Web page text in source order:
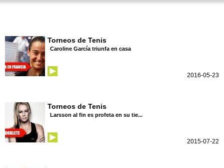
Torneos de Tenis
Caroline García triunfa en casa
2016-05-23
Torneos de Tenis
Larsson al fin es profeta en su tie...
2015-07-22